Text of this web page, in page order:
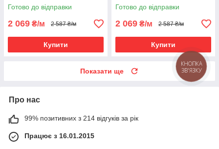
Готово до відправки
2 069 ₴/м 2 587 ₴/м
Купити
Готово до відправки
2 069 ₴/м 2 587 ₴/м
Купити
Показати ще
Про нас
99% позитивних з 214 відгуків за рік
Працює з 16.01.2015
КНОПКА
ЗВ'ЯЗКУ